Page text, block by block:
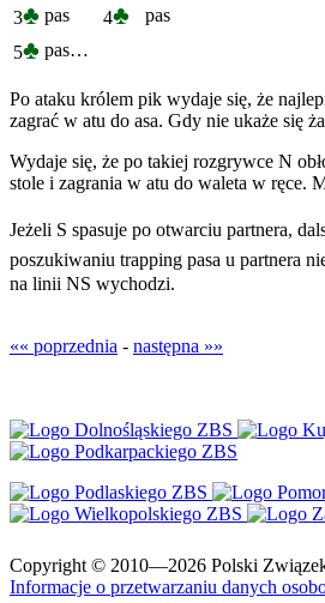
3♣ pas 4♣
pas
5♣ pas…
Po ataku królem pik wydaje się, że
zagrać w atu do asa. Gdy nie ukaże się
Wydaje się, że po takiej rozgrywce N
stole i zagrania w atu do waleta w
Jeżeli S spasuje po otwarciu partnera,
poszukiwaniu trapping pasa u partnera
na linii NS wychodzi.
«« poprzednia - następna »»
Copyright © 2010—2026 Polski Związek
Informacje o przetwarzaniu danych